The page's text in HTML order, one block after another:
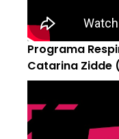
Programa
Catarina Zidde